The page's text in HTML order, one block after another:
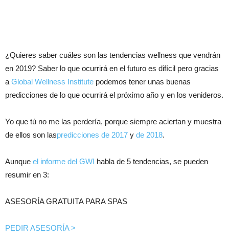
¿Quieres saber cuáles son las tendencias wellness que vendrán
en 2019? Saber lo que ocurrirá en el futuro es difícil pero gracias
a Global Wellness Institute podemos tener unas buenas
predicciones de lo que ocurrirá el próximo año y en los venideros.
Yo que tú no me las perdería, porque siempre aciertan y muestra
de ellos son laspredicciones de 2017 y de 2018.
Aunque el informe del GWI habla de 5 tendencias, se pueden
resumir en 3:
ASESORÍA GRATUITA PARA SPAS
PEDIR ASESORÍA >